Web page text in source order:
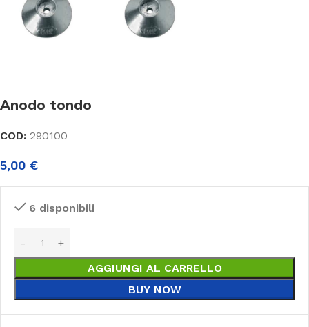
Anodo tondo
COD: 290100
5,00 €
6 disponibili
AGGIUNGI AL CARRELLO
BUY NOW